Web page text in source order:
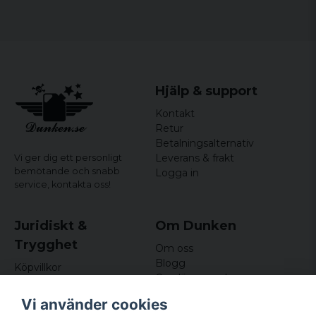
Vi ger dig ett personligt
bemötande och snabb
service, kontakta oss!
Hjälp & support
Kontakt
Retur
Betalningsalternativ
Leverans & frakt
Logga in
Juridiskt &
Trygghet
Köpvillkor
Om cookies
Om Dunken
Om oss
Blogg
Omdömen och
Nyhetsbrev
Vi använder cookies